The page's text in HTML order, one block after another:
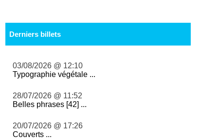
Derniers billets
03/08/2026 @ 12:10
Typographie végétale ...
28/07/2026 @ 11:52
Belles phrases [42] ...
20/07/2026 @ 17:26
Couverts ...